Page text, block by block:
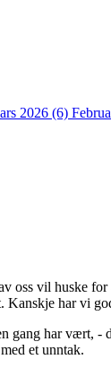
2026 (6)
oss vil huske
Kanskje har vi
gang har vært, -
et unntak.